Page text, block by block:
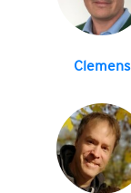
Clemens